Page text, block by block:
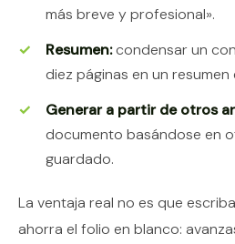
más breve y profesional».
Resumen:condensar un
diez páginas en un resumen
Generar a partir de otros
documento basándose en
guardado.
La ventaja real no es que
ahorra el folio en blanco: